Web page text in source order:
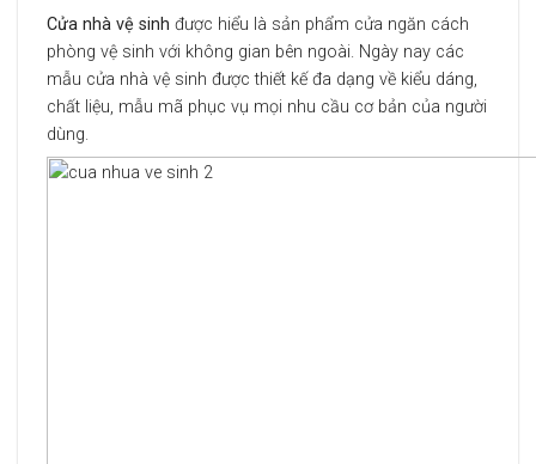
Cửa nhà vệ sinh được hiểu là sản phẩm cửa ngăn cách
phòng vệ sinh với không gian bên ngoài. Ngày nay các
mẫu cửa nhà vệ sinh được thiết kế đa dạng về kiểu dáng,
chất liệu, mẫu mã phục vụ mọi nhu cầu cơ bản của người
dùng.